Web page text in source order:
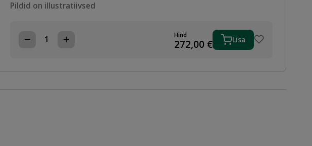
Pildid on illustratiivsed
KOLLEKTORI
ILMA
Hind
272,00 € Lisa